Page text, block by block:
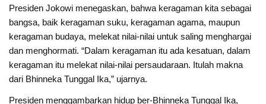
Presiden Jokowi menegaskan, bahwa keragaman kita sebagai
bangsa, baik keragaman suku, keragaman agama, maupun
keragaman budaya, melekat nilai-nilai untuk saling menghargai
dan menghormati. “Dalam keragaman itu ada kesatuan, dalam
keragaman itu melekat nilai-nilai persaudaraan. Itulah makna
dari Bhinneka Tunggal Ika,” ujarnya.
Presiden menggambarkan hidup ber-Bhinneka Tunggal Ika,